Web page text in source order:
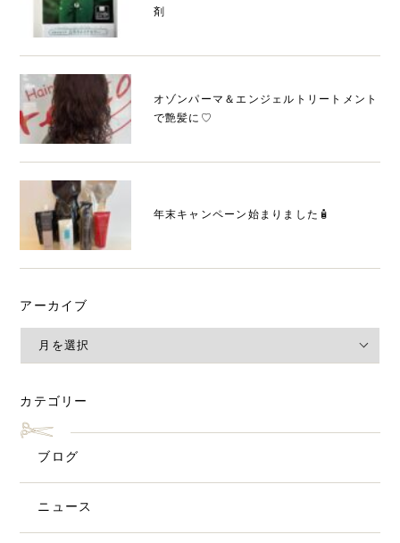
剤
オゾンパーマ＆エンジェルトリートメント
で艶髪に♡
年末キャンペーン始まりました🧴
アーカイブ
カテゴリー
ブログ
ニュース